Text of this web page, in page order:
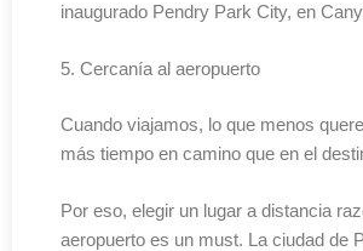
inaugurado Pendry Park City, en
5. Cercanía al aeropuerto
Cuando viajamos, lo que menos
más tiempo en camino que en el
Por eso, elegir un lugar a distancia
aeropuerto es un must. La ciudad de